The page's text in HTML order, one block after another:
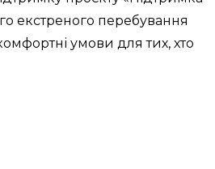
екстреного перебування
умови для тих, хто